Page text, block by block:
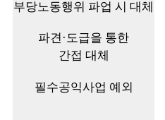
부당노동행위 파업 시 대체
파견·도급을 통한
간접 대체
필수공익사업 예외